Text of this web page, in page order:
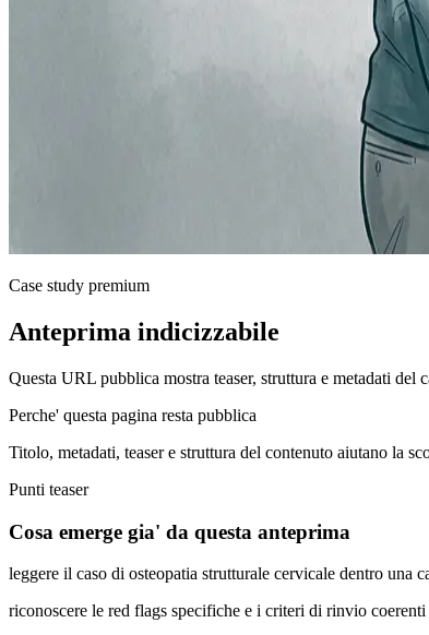
Case study premium
Anteprima indicizzabile
Questa URL pubblica mostra teaser, struttura e metadati
Perche' questa pagina resta pubblica
Titolo, metadati, teaser e struttura del contenuto aiutano la
Punti teaser
Cosa emerge gia' da questa anteprima
leggere il caso di osteopatia strutturale cervicale dentro una
riconoscere le red flags specifiche e i criteri di rinvio